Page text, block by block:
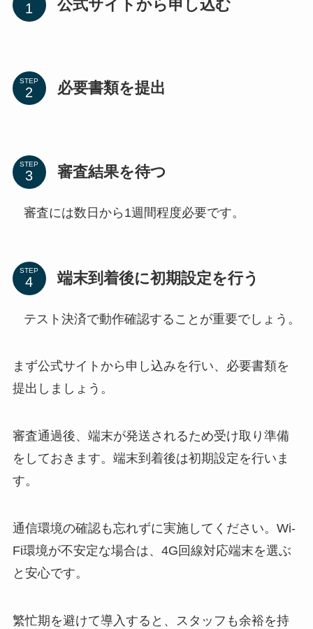
公式サイトから申し込む
STEP 必要書類を提出
STEP 審査結果を待つ
審査には数日から1週間程度必要です。
STEP 端末到着後に初期設定を行う
テスト決済で動作確認することが重要でしょう。
まず公式サイトから申し込みを行い、必要書類を
提出しましょう。
審査通過後、端末が発送されるため受け取り準備
をしておきます。端末到着後は初期設定を行いま
す。
通信環境の確認も忘れずに実施してください。Wi-
Fi環境が不安定な場合は、4G回線対応端末を選ぶ
と安心です。
繁忙期を避けて導入すると、スタッフも余裕を持